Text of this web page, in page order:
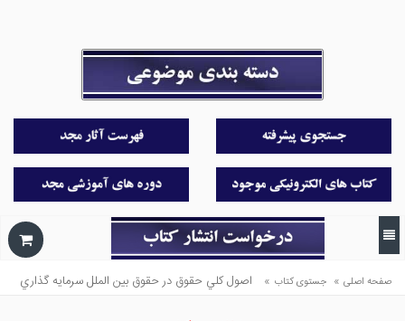
صفحه اصلی » جستوی کتاب » اصول كلي حقوق در حقوق بين الملل سرمايه گذاري